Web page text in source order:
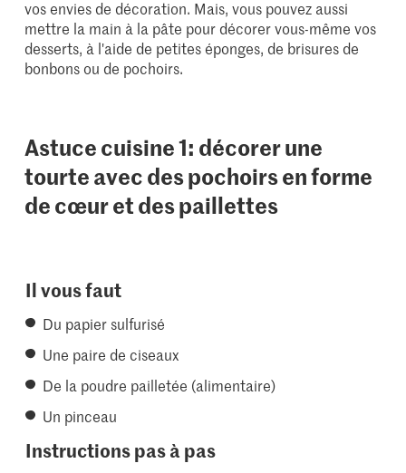
vos envies de décoration. Mais, vous pouvez aussi
mettre la main à la pâte pour décorer vous-même vos
desserts, à l'aide de petites éponges, de brisures de
bonbons ou de pochoirs.
Astuce cuisine 1: décorer une
tourte avec des pochoirs en forme
de cœur et des paillettes
Il vous faut
Du papier sulfurisé
Une paire de ciseaux
De la poudre pailletée (alimentaire)
Un pinceau
Instructions pas à pas